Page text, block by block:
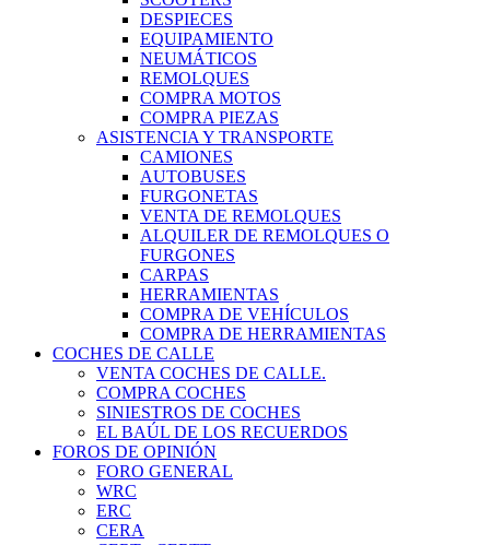
DESPIECES
EQUIPAMIENTO
NEUMÁTICOS
REMOLQUES
COMPRA MOTOS
COMPRA PIEZAS
ASISTENCIA Y TRANSPORTE
CAMIONES
AUTOBUSES
FURGONETAS
VENTA DE REMOLQUES
ALQUILER DE REMOLQUES O
FURGONES
CARPAS
HERRAMIENTAS
COMPRA DE VEHÍCULOS
COMPRA DE HERRAMIENTAS
COCHES DE CALLE
VENTA COCHES DE CALLE.
COMPRA COCHES
SINIESTROS DE COCHES
EL BAÚL DE LOS RECUERDOS
FOROS DE OPINIÓN
FORO GENERAL
WRC
ERC
CERA